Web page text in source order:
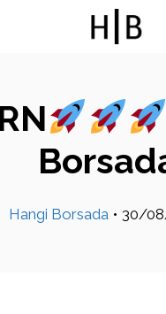
Hangi Borsada • 30/